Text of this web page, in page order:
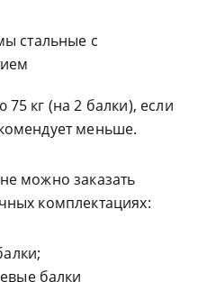
стальные с
кг (на 2 балки), если
меньше.
можно заказать
комплектациях:
балки